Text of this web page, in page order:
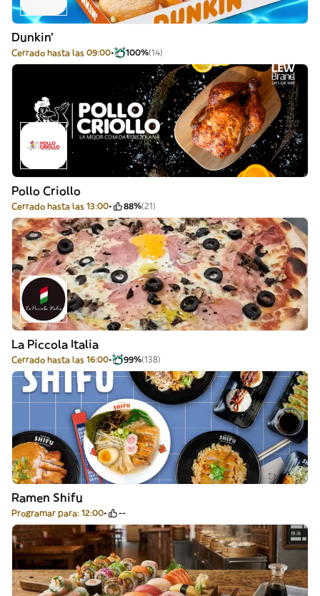
Dunkin'
Cerrado hasta las 09:00 100%(14)
Pollo Criollo
Cerrado hasta las 13:00 88%(21)
La Piccola Italia
Cerrado hasta las 16:00 99%(138)
Ramen Shifu
Programar para: 12:00 --